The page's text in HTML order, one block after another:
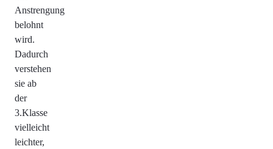
Anstrengung
belohnt
wird.
Dadurch
verstehen
sie ab
der
3.Klasse
vielleicht
leichter,